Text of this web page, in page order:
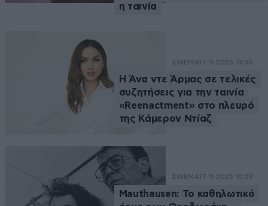
η ταινία
ΣΙΝΕΜΑ 17·11·2025 13:30
Η Άνα ντε Άρμας σε τελικές
συζητήσεις για την ταινία
«Reenactment» στο πλευρό
της Κάμερον Ντίαζ
ΣΙΝΕΜΑ 17·11·2025 10:53
Mauthausen: Το καθηλωτικό